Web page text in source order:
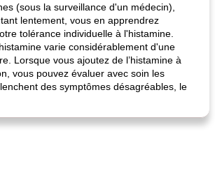
(sous la surveillance d'un médecin),
lentement, vous en apprendrez
tolérance individuelle à l'histamine.
varie considérablement d'une
Lorsque vous ajoutez de l’histamine à
vous pouvez évaluer avec soin les
des symptômes désagréables, le